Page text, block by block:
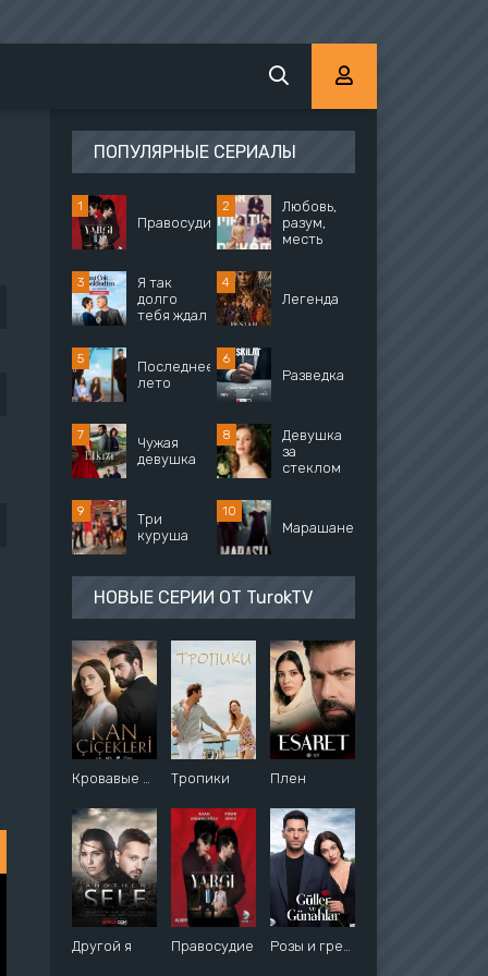
ПОПУЛЯРНЫЕ СЕРИАЛЫ
Правосудие
Любовь,
разум,
месть
Я так
долго
тебя ждал
Легенда
Последнее
лето
Разведка
Чужая
девушка
Девушка
за
стеклом
Три
куруша
Марашанец
НОВЫЕ СЕРИИ ОТ TurokTV
Кровавые цветы Тропики Плен
Другой я Правосудие Розы и грехи